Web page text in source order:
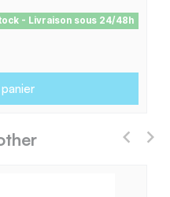
- Livraison sous 24/48h